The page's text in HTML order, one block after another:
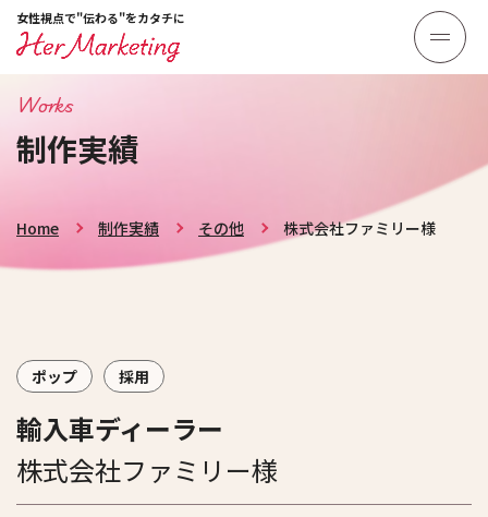
女性視点で"伝わる"をカタチに
Works
制作実績
Home 制作実績 その他 株式会社ファミリー様
ポップ 採用
輸入車ディーラー
株式会社ファミリー様